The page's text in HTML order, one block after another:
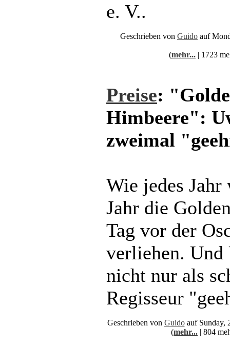
e. V..
Geschrieben von Guido auf
(mehr... | 1723
Preise:
Himbeere":
zweimal
Wie jedes Jahr
Jahr die
Tag vor der
verliehen.
nicht nur als
Regisseur
Geschrieben von Guidoauf Sunday,
(mehr... | 804